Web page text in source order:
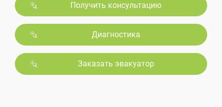
Получить консультацию
Диагностика
Заказать эвакуатор